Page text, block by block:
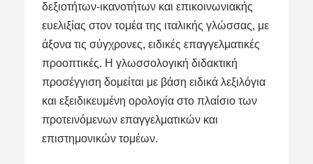
δεξιοτήτων-ικανοτήτων και επικοινωνιακής
ευελιξίας στον τομέα της ιταλικής γλώσσας, με
άξονα τις σύγχρονες, ειδικές επαγγελματικές
προοπτικές. Η γλωσσολογική διδακτική
προσέγγιση δομείται με βάση ειδικά λεξιλόγια
και εξειδικευμένη ορολογία στο πλαίσιο των
προτεινόμενων επαγγελματικών και
επιστημονικών τομέων.